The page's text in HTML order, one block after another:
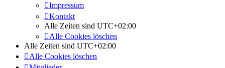
Impressum
Kontakt
Alle Zeiten sind UTC+02:00
Alle Cookies löschen
Alle Zeiten sind UTC+02:00
Alle Cookies löschen